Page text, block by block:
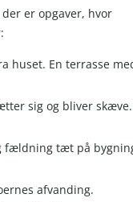
er opgaver, hvor
huset. En terrasse
sig og bliver
fældning tæt på
afvanding.